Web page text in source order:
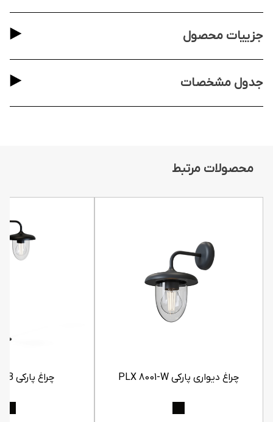
جزییات محصول
جدول مشخصات
محصولات مرتبط
چراغ دیواری پارکی PLX 8001-W چراغ پارکی PLX 8001-B